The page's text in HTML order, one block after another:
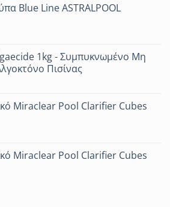
Blue Line ASTRALPOOL
1kg - Συμπυκνωμένο Μη
Πισίνας
Miraclear Pool Clarifier Cubes
Miraclear Pool Clarifier Cubes